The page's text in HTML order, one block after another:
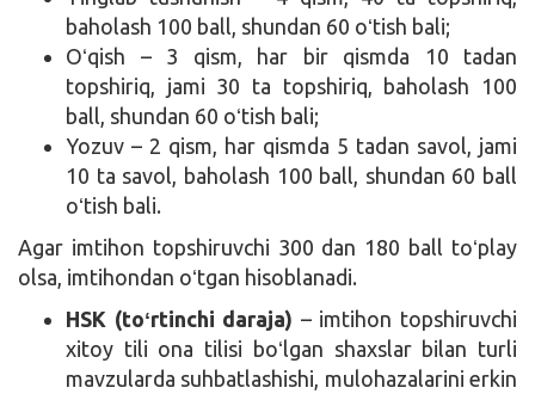
baholash 100 ball, shundan 60 oʻtish bali;
Oʻqish – 3 qism, har bir qismda 10 tadan
topshiriq, jami 30 ta topshiriq, baholash 100
ball, shundan 60 oʻtish bali;
Yozuv – 2 qism, har qismda 5 tadan savol, jami
10 ta savol, baholash 100 ball, shundan 60 ball
oʻtish bali.
Agar imtihon topshiruvchi 300 dan 180 ball toʻplay
olsa, imtihondan oʻtgan hisoblanadi.
HSK (toʻrtinchi daraja) – imtihon topshiruvchi
xitoy tili ona tilisi boʻlgan shaxslar bilan turli
mavzularda suhbatlashishi, mulohazalarini erkin